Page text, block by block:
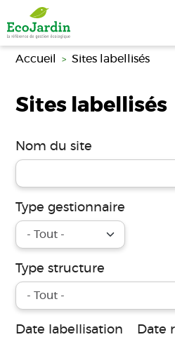
Aller au contenu principal
Accueil Sites labellisés
Sites labellisés
Nom du site
Type gestionnaire
Type structure
Date labellisation Date